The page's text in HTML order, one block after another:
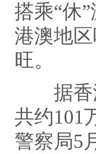
搭乘“休
港澳地
旺。
据香港
共约101
警察局5